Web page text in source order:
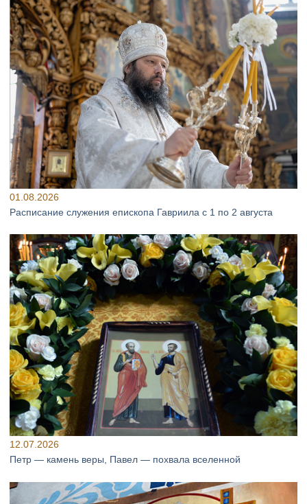
01.08.2026
Расписание служения епископа Гавриила с 1 по 2 августа
12.07.2026
Петр — камень веры, Павел — похвала вселенной